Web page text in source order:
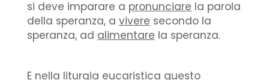
si deve imparare a pronunciare la parola
della speranza, a vivere secondo la
speranza, ad alimentare la speranza.
E nella liturgia eucaristica questo